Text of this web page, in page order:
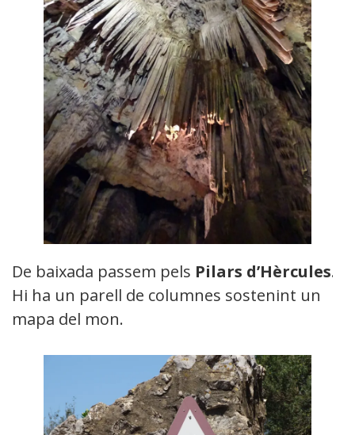
De baixada passem pels Pilars d’Hèrcules.
Hi ha un parell de columnes sostenint un
mapa del mon.